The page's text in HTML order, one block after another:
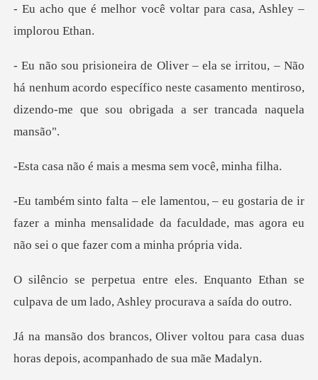
você voltar para casa,
há nenhum acordo específico neste casamento mentiroso,
di
mais a mesma sem
de ir
fazer a minha mensalidade da faculdade, mas ago
nquanto Ethan se
culpava de um lado,
voltou para casa duas
horas depoi